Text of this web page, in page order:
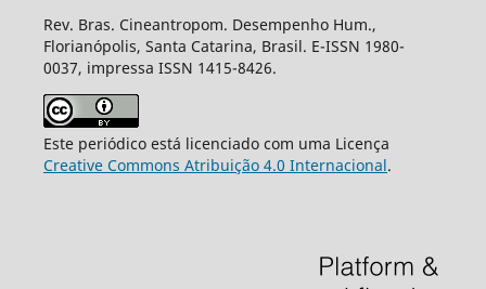
Rev. Bras. Cineantropom. Desempenho Hum.,
Florianópolis, Santa Catarina, Brasil. E-ISSN 1980-
0037, impressa ISSN 1415-8426.
Este periódico está licenciado com uma Licença
Creative Commons Atribuição 4.0 Internacional.